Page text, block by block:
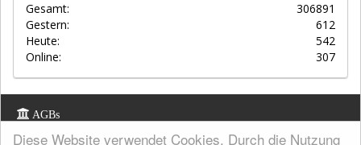
Diese Website verwendet Cookies. Durch die Nutzung
Gesamt:
306891
Gestern:
612
Heute:
542
Online:
307
AGBs